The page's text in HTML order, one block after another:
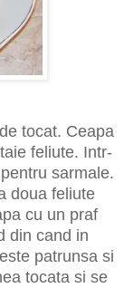
tocat. Ceapa
feliute. Intr-
sarmale.
doua feliute
cu un praf
din cand in
patrunsa si
tocata si se